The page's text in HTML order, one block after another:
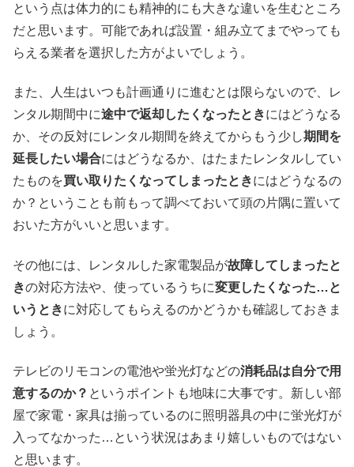
という点は体力的にも精神的にも大きな違いを生むところ
だと思います。可能であれば設置・組み立てまでやっても
らえる業者を選択した方がよいでしょう。
また、人生はいつも計画通りに進むとは限らないので、レ
ンタル期間中に途中で返却したくなったときにはどうなる
か、その反対にレンタル期間を終えてからもう少し期間を
延長したい場合にはどうなるか、はたまたレンタルしてい
たものを買い取りたくなってしまったときにはどうなるの
か？ということも前もって調べておいて頭の片隅に置いて
おいた方がいいと思います。
その他には、レンタルした家電製品が故障してしまったと
きの対応方法や、使っているうちに変更したくなった…と
いうときに対応してもらえるのかどうかも確認しておきま
しょう。
テレビのリモコンの電池や蛍光灯などの消耗品は自分で用
意するのか？ というポイントも地味に大事です。新しい部
屋で家電・家具は揃っているのに照明器具の中に蛍光灯が
入ってなかった…という状況はあまり嬉しいものではない
と思います。